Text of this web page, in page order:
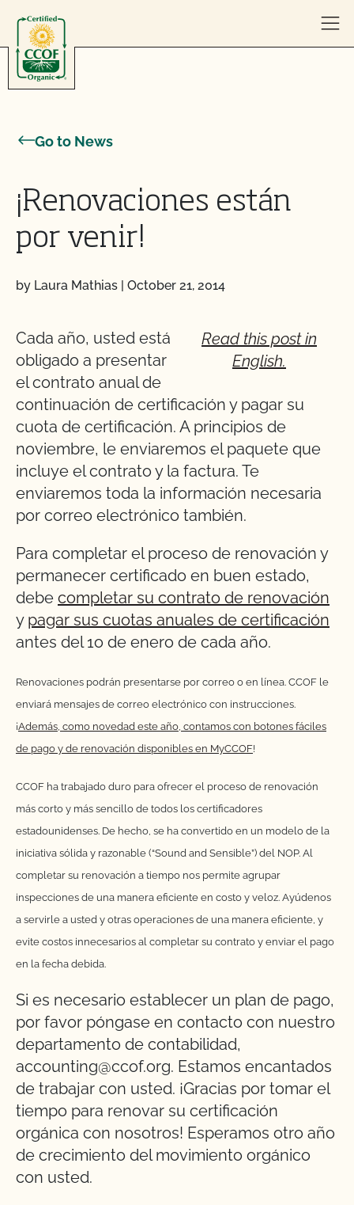
Go to News
¡Renovaciones están
por venir!
by Laura Mathias | October 21, 2014
Read this post in
English.
Cada año, usted está
obligado a presentar
el contrato anual de
continuación de certificación y pagar su
cuota de certificación. A principios de
noviembre, le enviaremos el paquete que
incluye el contrato y la factura. Te
enviaremos toda la información necesaria
por correo electrónico también.
Para completar el proceso de renovación y
permanecer certificado en buen estado,
debe completar su contrato de renovación
y pagar sus cuotas anuales de certificación
antes del 1o de enero de cada año.
Renovaciones podrán presentarse por correo o en línea. CCOF le
enviará mensajes de correo electrónico con instrucciones.
¡Además, como novedad este año, contamos con botones fáciles
de pago y de renovación disponibles en MyCCOF!
CCOF ha trabajado duro para ofrecer el proceso de renovación
más corto y más sencillo de todos los certificadores
estadounidenses. De hecho, se ha convertido en un modelo de la
iniciativa sólida y razonable (“Sound and Sensible”) del NOP. Al
completar su renovación a tiempo nos permite agrupar
inspecciones de una manera eficiente en costo y veloz. Ayúdenos
a servirle a usted y otras operaciones de una manera eficiente, y
evite costos innecesarios al completar su contrato y enviar el pago
en la fecha debida.
Si es necesario establecer un plan de pago,
por favor póngase en contacto con nuestro
departamento de contabilidad,
accounting@ccof.org. Estamos encantados
de trabajar con usted. ¡Gracias por tomar el
tiempo para renovar su certificación
orgánica con nosotros! Esperamos otro año
de crecimiento del movimiento orgánico
con usted.